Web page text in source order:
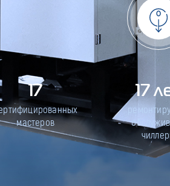
17
мастеров
17